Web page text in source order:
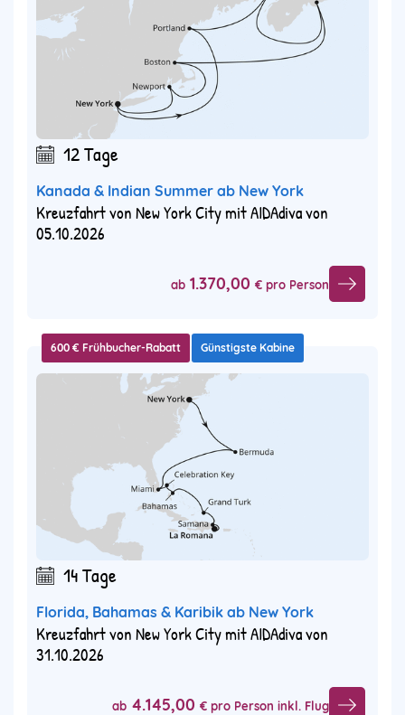
12 Tage
Kanada & Indian Summer ab New York
Kreuzfahrt von New York City mit AIDAdiva von
05.10.2026
ab 1.370,00 € pro Person
600 € Frühbucher-Rabatt Günstigste Kabine
14 Tage
Florida, Bahamas & Karibik ab New York
Kreuzfahrt von New York City mit AIDAdiva von
31.10.2026
ab 4.145,00 € pro Person inkl. Flug